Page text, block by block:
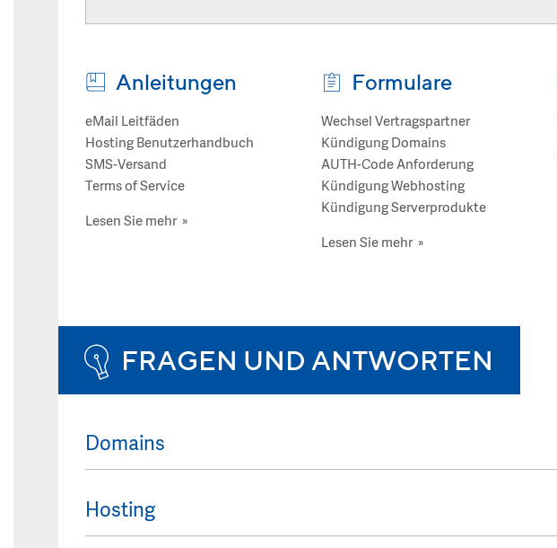
Anleitungen
eMail Leitfäden
Hosting Benutzerhandbuch
SMS-Versand
Terms of Service
Lesen Sie mehr »
Formulare
Wechsel Vertragspartner
Kündigung Domains
AUTH-Code Anforderung
Kündigung Webhosting
Kündigung Serverprodukte
Lesen Sie mehr »
FRAGEN UND ANTWORTEN
Domains
Hosting